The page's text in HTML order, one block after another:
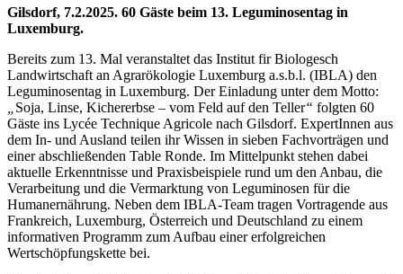
Gilsdorf, 7.2.2025. 60 Gäste beim 13. Leguminosentag in
Luxemburg.
Bereits zum 13. Mal veranstaltet das Institut fir Biologesch
Landwirtschaft an Agrarökologie Luxemburg a.s.b.l. (IBLA) den
Leguminosentag in Luxemburg. Der Einladung unter dem Motto:
Soja, Linse, Kichererbse – vom Feld auf den Teller“ folgten 60
Gäste ins Lycée Technique Agricole nach Gilsdorf. ExpertInnen aus
dem In- und Ausland teilen ihr Wissen in sieben Fachvorträgen und
einer abschließenden Table Ronde. Im Mittelpunkt stehen dabei
aktuelle Erkenntnisse und Praxisbeispiele rund um den Anbau, die
Verarbeitung und die Vermarktung von Leguminosen für die
Humanernährung. Neben dem IBLA-Team tragen Vortragende aus
Frankreich, Luxemburg, Österreich und Deutschland zu einem
informativen Programm zum Aufbau einer erfolgreichen
Wertschöpfungskette bei.